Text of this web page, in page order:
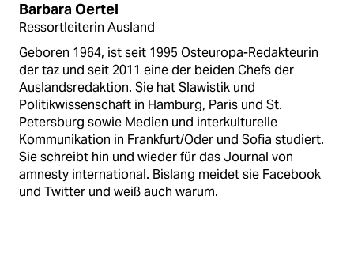
Barbara Oertel
Ressortleiterin Ausland
Geboren 1964, ist seit 1995 Osteuropa-Redakteurin
der taz und seit 2011 eine der beiden Chefs der
Auslandsredaktion. Sie hat Slawistik und
Politikwissenschaft in Hamburg, Paris und St.
Petersburg sowie Medien und interkulturelle
Kommunikation in Frankfurt/Oder und Sofia studiert.
Sie schreibt hin und wieder für das Journal von
amnesty international. Bislang meidet sie Facebook
und Twitter und weiß auch warum.